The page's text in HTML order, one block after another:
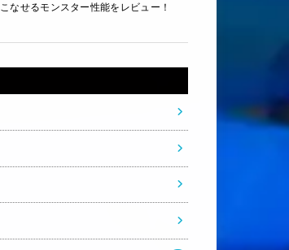
こなせるモンスター性能をレビュー！